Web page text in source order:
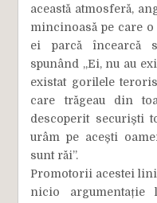
această atmosferă,
mincinoasă pe care o
ei parcă încearcă
spunând „Ei, nu au
existat gorilele
care trăgeau din
descoperit securiști
urâm pe acești
sunt răi”.
Promotorii acestei
nicio